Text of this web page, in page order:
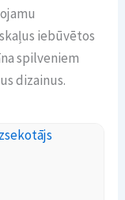
iebūvētos
spilveniem
dizainus.